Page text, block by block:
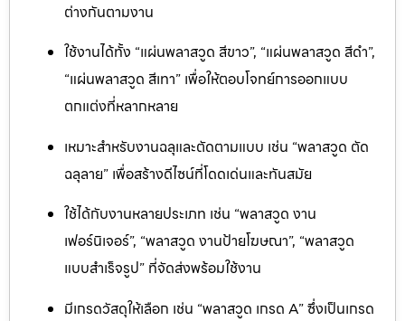
ต่างกันตามงาน
ใช้งานได้ทั้ง “แผ่นพลาสวูด สีขาว”, “แผ่นพลาสวูด สีดำ”,
“แผ่นพลาสวูด สีเทา” เพื่อให้ตอบโจทย์การออกแบบ
ตกแต่งที่หลากหลาย
เหมาะสำหรับงานฉลุและตัดตามแบบ เช่น “พลาสวูด ตัด
ฉลุลาย” เพื่อสร้างดีไซน์ที่โดดเด่นและทันสมัย
ใช้ได้กับงานหลายประเภท เช่น “พลาสวูด งาน
เฟอร์นิเจอร์”, “พลาสวูด งานป้ายโฆษณา”, “พลาสวูด
แบบสำเร็จรูป” ที่จัดส่งพร้อมใช้งาน
มีเกรดวัสดุให้เลือก เช่น “พลาสวูด เกรด A” ซึ่งเป็นเกรด